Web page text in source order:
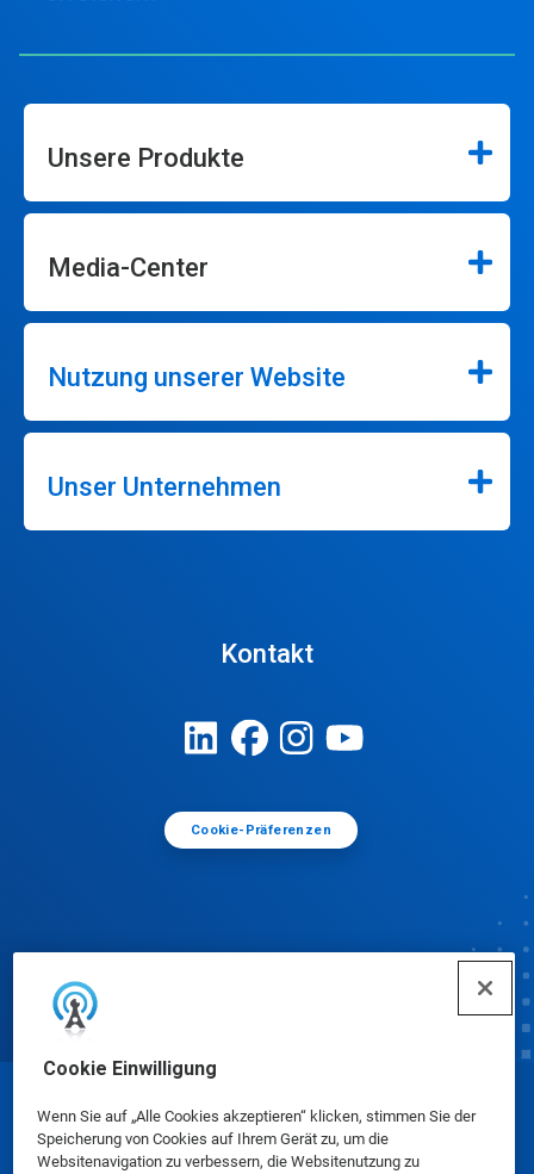
Cookie Einwilligung
Wenn Sie auf „Alle Cookies akzeptieren“ klicken, stimmen Sie der
Speicherung von Cookies auf Ihrem Gerät zu, um die
Websitenavigation zu verbessern, die Websitenutzung zu
Unsere Produkte
Media-Center
Nutzung unserer Website
Unser Unternehmen
Kontakt
Cookie-Präferenzen
© Ecolab Inc. 2025